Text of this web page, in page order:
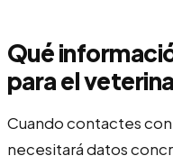
Qué
para el
Cuando contactes
necesitará datos